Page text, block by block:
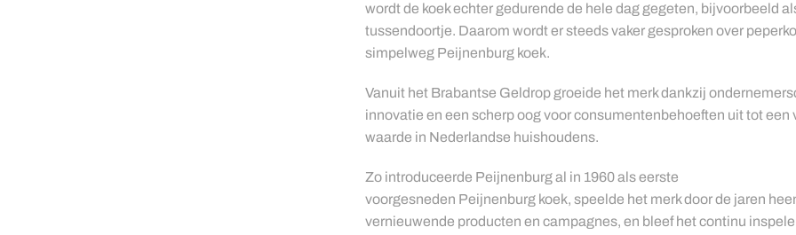
wordt de koek echter gedurende de hele dag gegeten, bijvoorbeeld
tussendoortje. Daarom wordt er steeds vaker gesproken over
simpelweg Peijnenburg koek.
Vanuit het Brabantse Geldrop groeide het merk dankzij
innovatie en een scherp oog voor consumentenbehoeften uit tot een
waarde in Nederlandse huishoudens.
Zo introduceerde Peijnenburg al in 1960 als eerste
voorgesneden Peijnenburg koek, speelde het merk door de jaren
vernieuwende producten en campagnes, en bleef het continu